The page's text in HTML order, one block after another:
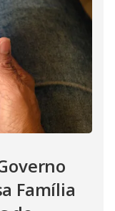
Família